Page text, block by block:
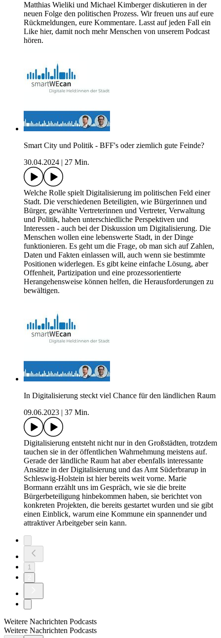
Matthias Wieliki und Michael Kimberger diskutieren in der
neuen Folge den politischen Prozess. Wir freuen uns auf eure
Rückmeldungen, eure Kommentare. Lasst auf jeden Fall ein
Like hier, damit noch mehr Menschen von unserem Podcast
hören.
Smart City und Politik - BFF's oder ziemlich gute Feinde?
30.04.2024
27 Min.
Welche Rolle spielt Digitalisierung im politischen Feld einer
Stadt. Die verschiedenen Beteiligten, wie Bürgerinnen und
Bürger, gewählte Vertreterinnen und Vertreter, Verwaltung
und Politik, haben unterschiedliche Perspektiven und
Interessen - auch bei der Diskussion um Digitalisierung. Die
Menschen wollen eine lebenswerte Stadt, in der Dinge
funktionieren. Es geht um die Frage, ob man sich auf Zahlen,
Daten und Fakten einlassen will, auch wenn sie bestimmte
Positionen widerlegen. Es gibt keine einfache Lösung, aber
Offenheit, Partizipation und eine prozessorientierte
Herangehensweise können helfen, die Herausforderungen zu
bewältigen.
In Digitalisierung steckt viel Chance für den ländlichen Raum
09.06.2023
37 Min.
Digitalisierung entsteht nicht nur in den Großstädten, trotzdem
tauchen sie in der öffentlichen Wahrnehmung meistens auf.
Gerade der ländliche Raum hat aber ebenfalls interessante
Ansätze in der Digitalisierung und das Amt Süderbrarup in
Schleswig-Holstein ist hier bereits weit vorne. Marie
Bormann erzählt uns im Gespräch, wie sie die breite
Bürgerbeteiligung hinbekommen haben, sie berichtet von
konkreten Projekten, die bereits gestartet wurden und sie gibt
einen Einblick, warum eine Kommune ein spannender und
attraktiver Arbeitgeber sein kann.
1
Weitere Nachrichten Podcasts
Weitere Nachrichten Podcasts